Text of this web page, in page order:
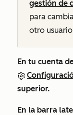
gestión de
para
otro
En tu cuenta
superior.
En la barra